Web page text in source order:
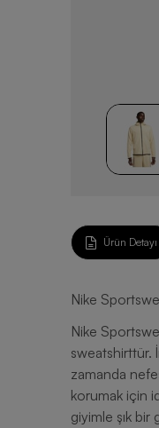
Ürün Detayı
Nike
Nike
sweatshirttür.
zamanda
korumak için
giyimle şık